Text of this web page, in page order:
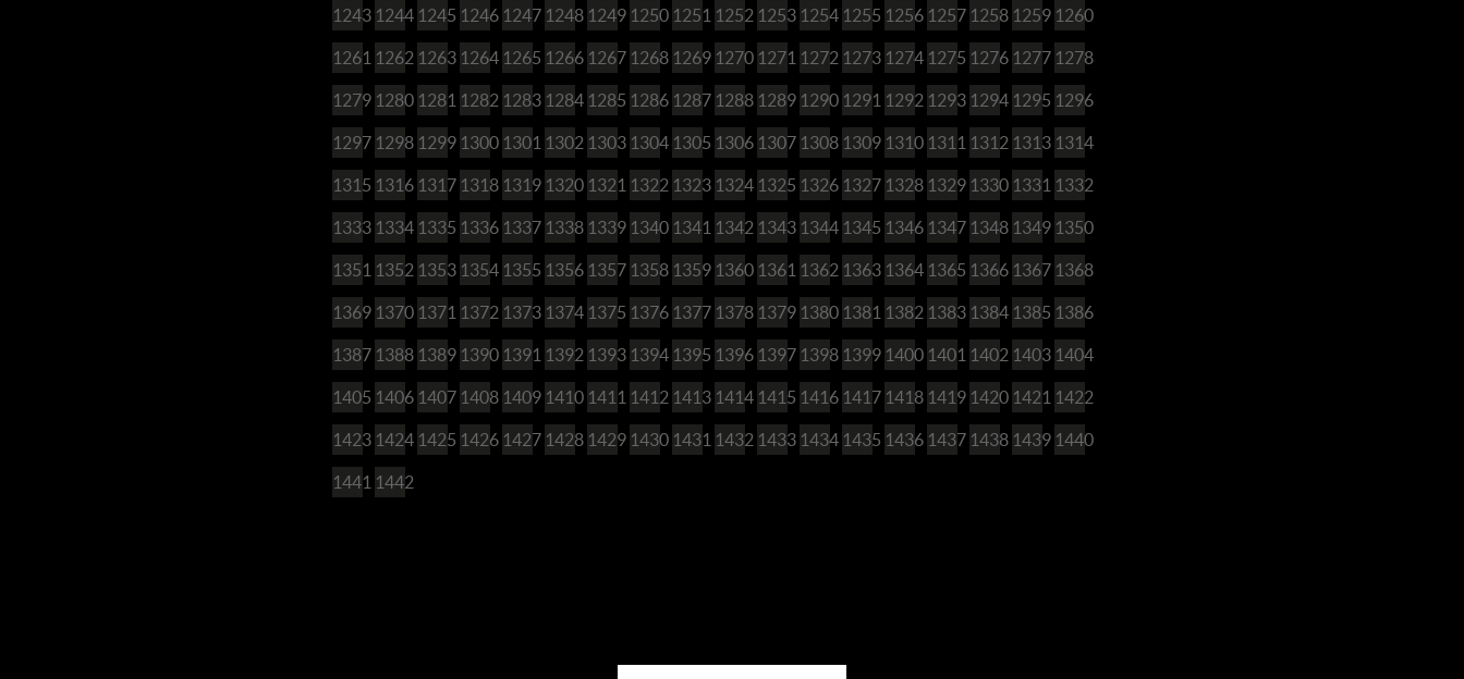
1243 1244 1245 1246 1247 1248 1249 1250 1251 1252 1253 1254 1255 1256 1257 1258 1259 1260
1261 1262 1263 1264 1265 1266 1267 1268 1269 1270 1271 1272 1273 1274 1275 1276 1277 1278
1279 1280 1281 1282 1283 1284 1285 1286 1287 1288 1289 1290 1291 1292 1293 1294 1295 1296
1297 1298 1299 1300 1301 1302 1303 1304 1305 1306 1307 1308 1309 1310 1311 1312 1313 1314
1315 1316 1317 1318 1319 1320 1321 1322 1323 1324 1325 1326 1327 1328 1329 1330 1331 1332
1333 1334 1335 1336 1337 1338 1339 1340 1341 1342 1343 1344 1345 1346 1347 1348 1349 1350
1351 1352 1353 1354 1355 1356 1357 1358 1359 1360 1361 1362 1363 1364 1365 1366 1367 1368
1369 1370 1371 1372 1373 1374 1375 1376 1377 1378 1379 1380 1381 1382 1383 1384 1385 1386
1387 1388 1389 1390 1391 1392 1393 1394 1395 1396 1397 1398 1399 1400 1401 1402 1403 1404
1405 1406 1407 1408 1409 1410 1411 1412 1413 1414 1415 1416 1417 1418 1419 1420 1421 1422
1423 1424 1425 1426 1427 1428 1429 1430 1431 1432 1433 1434 1435 1436 1437 1438 1439 1440
1441 1442